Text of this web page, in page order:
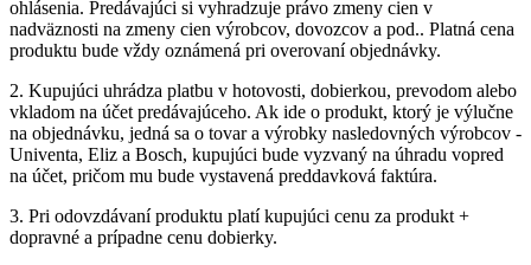
ohlásenia. Predávajúci si vyhradzuje právo zmeny cien v
nadväznosti na zmeny cien výrobcov, dovozcov a pod.. Platná cena
produktu bude vždy oznámená pri overovaní objednávky.
2. Kupujúci uhrádza platbu v hotovosti, dobierkou, prevodom alebo
vkladom na účet predávajúceho. Ak ide o produkt, ktorý je výlučne
na objednávku, jedná sa o tovar a výrobky nasledovných výrobcov -
Univenta, Eliz a Bosch, kupujúci bude vyzvaný na úhradu vopred
na účet, pričom mu bude vystavená preddavková faktúra.
3. Pri odovzdávaní produktu platí kupujúci cenu za produkt +
dopravné a prípadne cenu dobierky.